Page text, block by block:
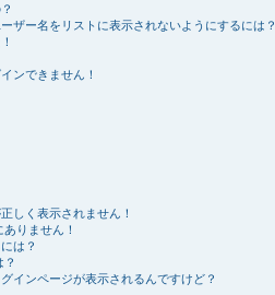
ザー名をリストに表示されないようにするには？
ンできません！
しく表示されません！
りません！
は？
インページが表示されるんですけど？